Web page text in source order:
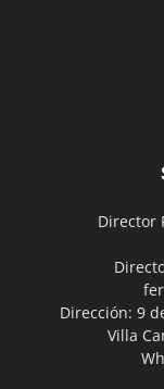
Director
Dirección: 9
Villa